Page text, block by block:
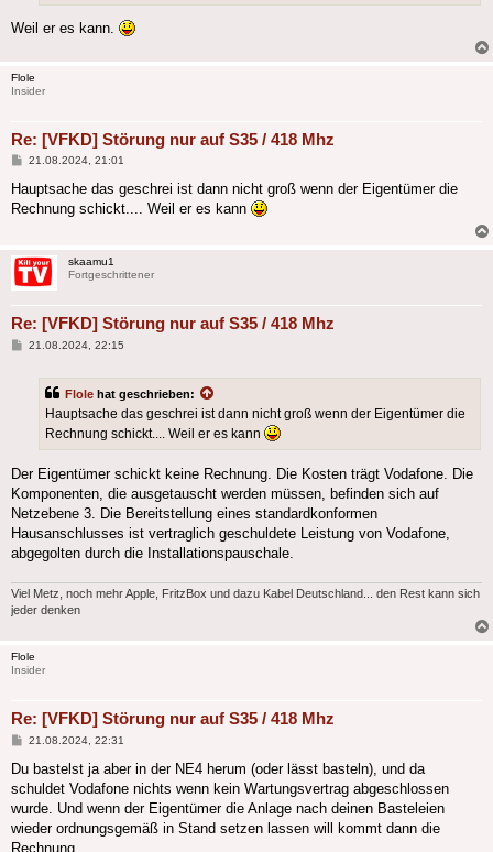
Weil er es kann.
Flole
Insider
Re: [VFKD] Störung nur auf S35 / 418 Mhz
Beitrag
21.08.2024, 21:01
Hauptsache das geschrei ist dann nicht groß wenn der Eigentümer die
Rechnung schickt.... Weil er es kann
skaamu1
Fortgeschrittener
Re: [VFKD] Störung nur auf S35 / 418 Mhz
Beitrag
21.08.2024, 22:15
Flole hat geschrieben:
Hauptsache das geschrei ist dann nicht groß wenn der Eigentümer die
Rechnung schickt.... Weil er es kann
Der Eigentümer schickt keine Rechnung. Die Kosten trägt Vodafone. Die
Komponenten, die ausgetauscht werden müssen, befinden sich auf
Netzebene 3. Die Bereitstellung eines standardkonformen
Hausanschlusses ist vertraglich geschuldete Leistung von Vodafone,
abgegolten durch die Installationspauschale.
Viel Metz, noch mehr Apple, FritzBox und dazu Kabel Deutschland... den Rest kann sich
jeder denken
Flole
Insider
Re: [VFKD] Störung nur auf S35 / 418 Mhz
Beitrag
21.08.2024, 22:31
Du bastelst ja aber in der NE4 herum (oder lässt basteln), und da
schuldet Vodafone nichts wenn kein Wartungsvertrag abgeschlossen
wurde. Und wenn der Eigentümer die Anlage nach deinen Basteleien
wieder ordnungsgemäß in Stand setzen lassen will kommt dann die
Rechnung.